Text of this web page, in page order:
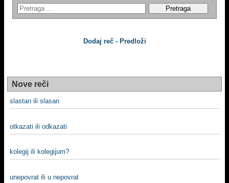
Dodaj reč - Predloži
Nove reči
slastan ili slasan
otkazati ili odkazati
kolegij ili kolegijum?
unepovrat ili u nepovrat